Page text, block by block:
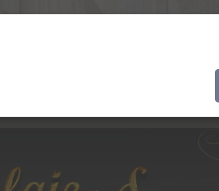
Über uns...